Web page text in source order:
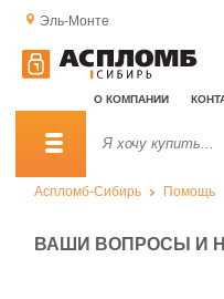
Эль-Монте
О КОМПАНИИ
Аспломб-Сибирь Помощь
ВАШИ ВОПРОСЫ И